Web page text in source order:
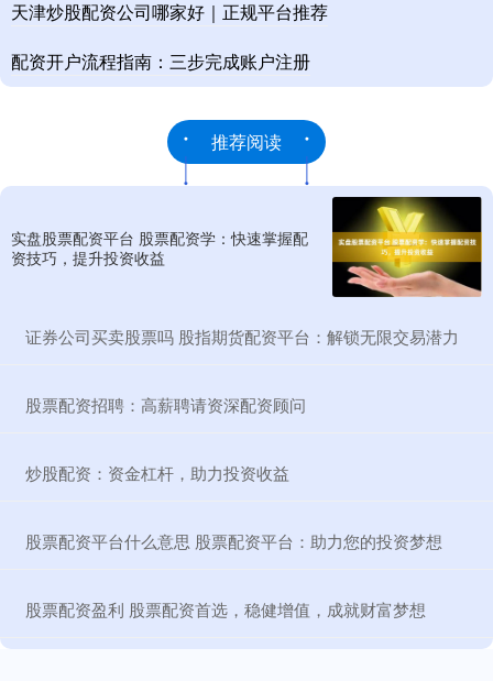
天津炒股配资公司哪家好｜正规平台推荐
配资开户流程指南：三步完成账户注册
推荐阅读
实盘股票配资平台 股票配资学：快速掌握配
资技巧，提升投资收益
​证券公司买卖股票吗 股指期货配资平台：解锁无限交易潜力
​股票配资招聘：高薪聘请资深配资顾问
​炒股配资：资金杠杆，助力投资收益
​股票配资平台什么意思 股票配资平台：助力您的投资梦想
​股票配资盈利 股票配资首选，稳健增值，成就财富梦想